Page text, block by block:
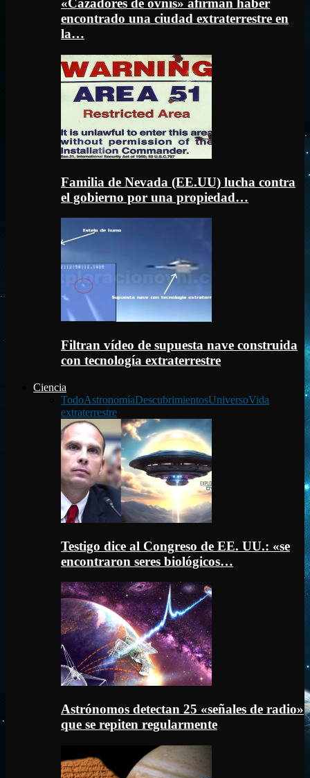
«Cazadores de ovnis» afirman haber
encontrado una ciudad extraterrestre en
la…
Familia de Nevada (EE.UU) lucha contra
el gobierno por una propiedad…
Filtran vídeo de supuesta nave construida
con tecnología extraterrestre
Ciencia
TodoAstronomíaDescubrimientosUniversoVida
extraterrestre
Testigo dice al Congreso de EE. UU.: «se
encontraron seres biológicos…
Astrónomos detectan 25 «señales de radio»
que se repiten regularmente